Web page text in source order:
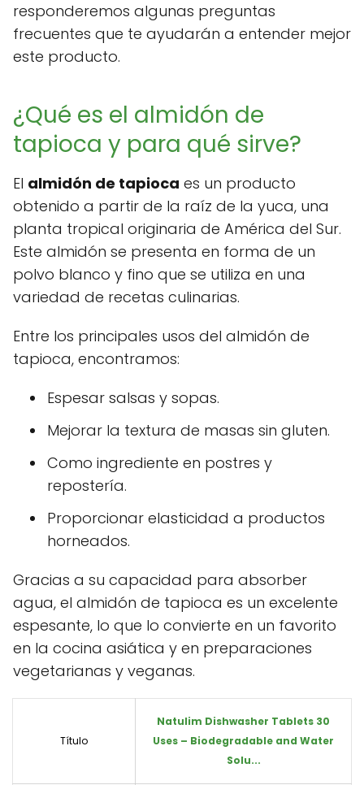
responderemos algunas preguntas
frecuentes que te ayudarán a entender mejor
este producto.
¿Qué es el almidón de
tapioca y para qué sirve?
El almidón de tapioca es un producto
obtenido a partir de la raíz de la yuca, una
planta tropical originaria de América del Sur.
Este almidón se presenta en forma de un
polvo blanco y fino que se utiliza en una
variedad de recetas culinarias.
Entre los principales usos del almidón de
tapioca, encontramos:
Espesar salsas y sopas.
Mejorar la textura de masas sin gluten.
Como ingrediente en postres y
repostería.
Proporcionar elasticidad a productos
horneados.
Gracias a su capacidad para absorber
agua, el almidón de tapioca es un excelente
espesante, lo que lo convierte en un favorito
en la cocina asiática y en preparaciones
vegetarianas y veganas.
Título
Natulim Dishwasher Tablets 30
Uses – Biodegradable and Water
Solu...